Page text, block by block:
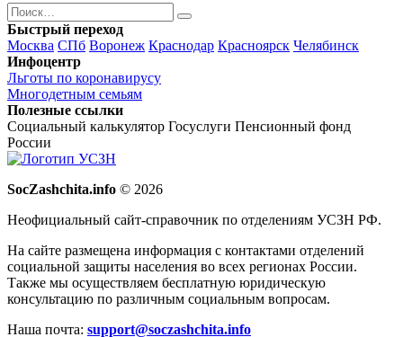
Поиск
Найти
Быстрый переход
Москва СПб Воронеж Краснодар Красноярск Челябинск
Инфоцентр
Льготы по коронавирусу
Многодетным семьям
Полезные ссылки
Социальный калькулятор Госуслуги Пенсионный фонд
России
SocZashchita.info © 2026
Неофициальный сайт-справочник по отделениям УСЗН РФ.
На сайте размещена информация с контактами отделений
социальной защиты населения во всех регионах России.
Также мы осуществляем бесплатную юридическую
консультацию по различным социальным вопросам.
Наша почта: support@soczashchita.info